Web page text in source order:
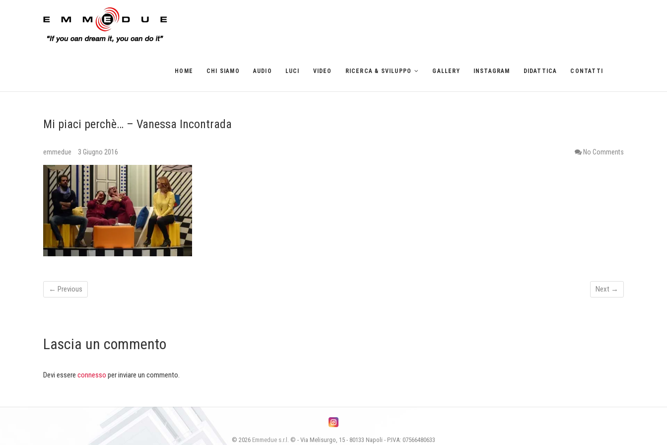
HOME CHI SIAMO AUDIO LUCI VIDEO RICERCA & SVILUPPO GALLERY INSTAGRAM DIDATTICA CONTATTI
Mi piaci perchè… – Vanessa Incontrada
emmedue 3 Giugno 2016 No Comments
← Previous Next →
Lascia un commento
Devi essere connesso per inviare un commento.
© 2026 Emmedue s.r.l. © - Via Melisurgo, 15 - 80133 Napoli - P.IVA: 07566480633